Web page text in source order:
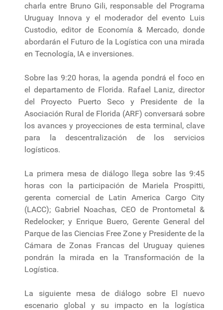
charla entre Bruno Gili, responsable del Programa
Uruguay Innova y el moderador del evento Luis
Custodio, editor de Economía & Mercado, donde
abordarán el Futuro de la Logística con una mirada
en Tecnología, IA e inversiones.
Sobre las 9:20 horas, la agenda pondrá el foco en
el departamento de Florida. Rafael Laniz, director
del Proyecto Puerto Seco y Presidente de la
Asociación Rural de Florida (ARF) conversará sobre
los avances y proyecciones de esta terminal, clave
para la descentralización de los servicios
logísticos.
La primera mesa de diálogo llega sobre las 9:45
horas con la participación de Mariela Prospitti,
gerenta comercial de Latin America Cargo City
(LACC); Gabriel Noachas, CEO de Prontometal &
Redelocker; y Enrique Buero, Gerente General del
Parque de las Ciencias Free Zone y Presidente de la
Cámara de Zonas Francas del Uruguay quienes
pondrán la mirada en la Transformación de la
Logística.
La siguiente mesa de diálogo sobre El nuevo
escenario global y su impacto en la logística